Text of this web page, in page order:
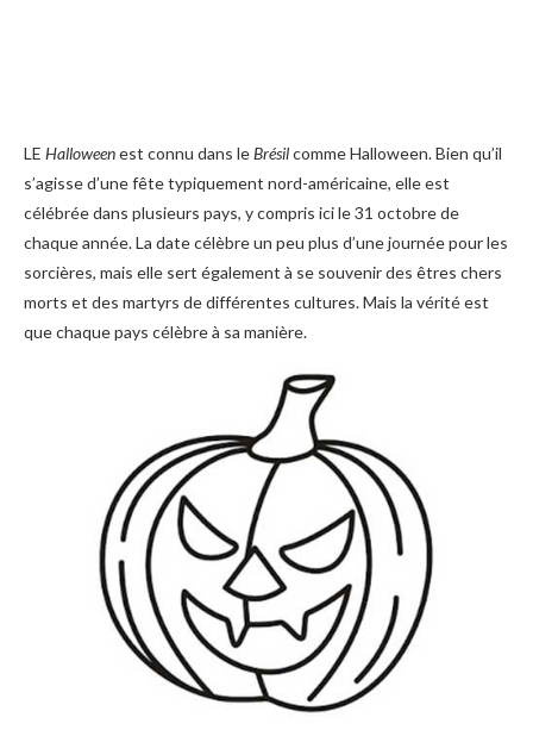
LE Halloweenest connu dans leBrésilcomme Halloween. Bien qu’il
s’agisse d’une fête typiquement nord-américaine, elle est
célébrée dans plusieurs pays, y compris ici le 31 octobre de
chaque année. La date célèbre un peu plus d’une journée pour les
sorcières, mais elle sert également à se souvenir des êtres chers
morts et des martyrs de différentes cultures. Mais la vérité est
que chaque pays célèbre à sa manière.